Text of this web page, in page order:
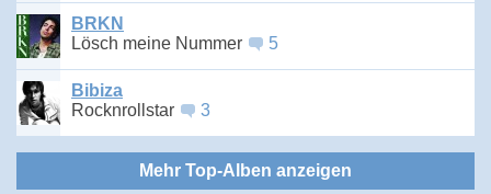
BRKN
Lösch meine Nummer
5
Bibiza
Rocknrollstar
3
Mehr Top-Alben anzeigen